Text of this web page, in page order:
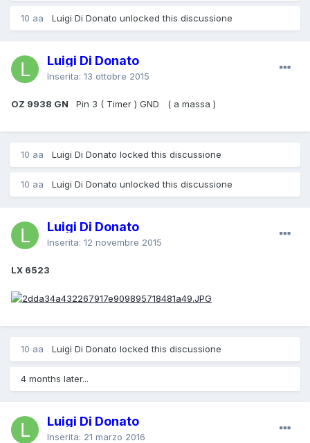
10 aa Luigi Di Donato unlocked this discussione
Luigi Di Donato
Inserita: 13 ottobre 2015
OZ 9938 GN Pin 3 ( Timer ) GND ( a massa )
10 aa Luigi Di Donato locked this discussione
10 aa Luigi Di Donato unlocked this discussione
Luigi Di Donato
Inserita: 12 novembre 2015
LX 6523
10 aa Luigi Di Donato locked this discussione
4 months later...
Luigi Di Donato
Inserita: 21 marzo 2016